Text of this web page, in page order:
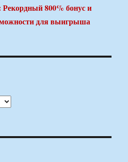
800% бонус и
для выигрыша